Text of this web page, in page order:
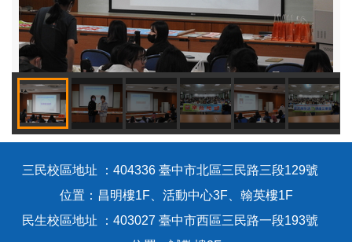
三民校區地址 ：404336 臺中市北區三民路三段129號
位置：昌明樓1F、活動中心3F、翰英樓1F
民生校區地址 ：403027 臺中市西區三民路一段193號